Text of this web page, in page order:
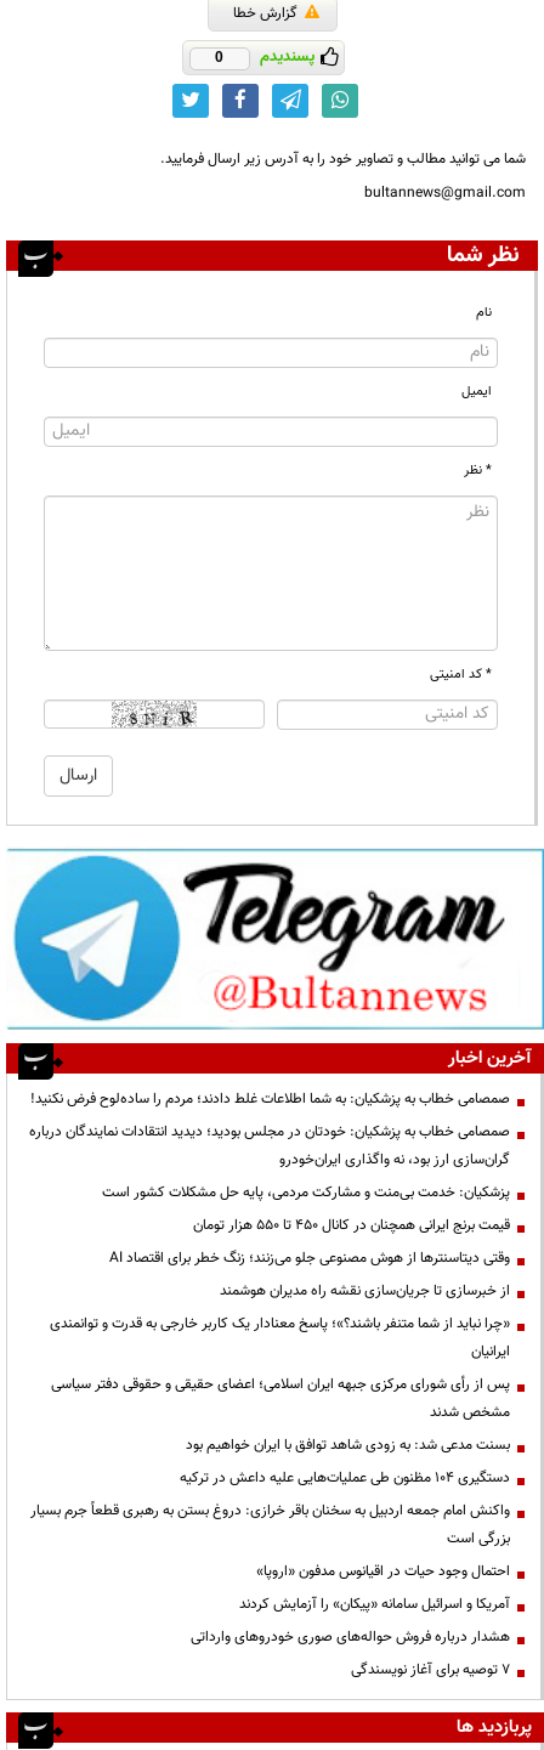
گزارش خطا
پسندیدم 0
شما می توانید مطالب و تصاویر خود را به آدرس زیر ارسال فرمایید.
bultannews@gmail.com
نظر شما
نام
ایمیل
* نظر
* کد امنیتی
آخرین اخبار
صمصامی خطاب به پزشکیان: به شما اطلاعات غلط دادند؛ مردم را ساده‌لوح فرض نکنید!
صمصامی خطاب به پزشکیان: خودتان در مجلس بودید؛ دیدید انتقادات نمایندگان درباره
گران‌سازی ارز بود، نه واگذاری ایران‌خودرو
پزشکیان: خدمت بی‌منت و مشارکت مردمی، پایه حل مشکلات کشور است
قیمت‌ برنج ایرانی همچنان در کانال ۴۵۰ تا ۵۵۰ هزار تومان
وقتی دیتاسنترها از هوش مصنوعی جلو می‌زنند؛ زنگ خطر برای اقتصاد AI
از خبرسازی تا جریان‌سازی نقشه راه مدیران هوشمند
«چرا نباید از شما متنفر باشند؟»؛ پاسخ معنادار یک کاربر خارجی به قدرت و توانمندی
ایرانیان
پس از رأی شورای مرکزی جبهه ایران اسلامی؛ اعضای حقیقی و حقوقی دفتر سیاسی
مشخص شدند
بسنت مدعی شد: به زودی شاهد توافق با ایران خواهیم بود
دستگیری ۱۰۴ مظنون طی عملیات‌هایی علیه داعش در ترکیه
واکنش امام جمعه اردبیل به سخنان باقر خرازی: دروغ بستن به رهبری قطعاً جرم بسیار
بزرگی است
احتمال وجود حیات در اقیانوس مدفون «اروپا»
آمریکا و اسرائیل سامانه «پیکان» را آزمایش کردند
هشدار درباره فروش حواله‌های صوری خودروهای وارداتی
۷ توصیه برای آغاز نویسندگی
پربازدید ها